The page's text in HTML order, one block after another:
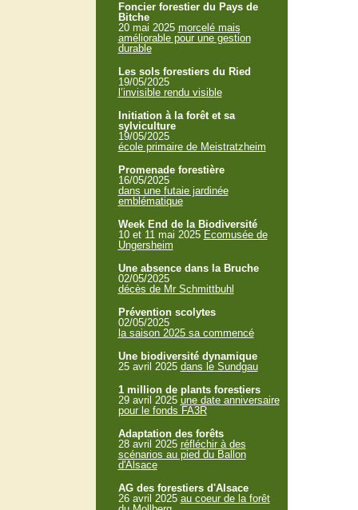
Foncier forestier du Pays de
Bitche
20 mai 2025 morcelé mais
améliorable pour une gestion
durable
Les sols forestiers du Ried
19/05/2025
l’invisible rendu visible
Initiation à la forêt et sa
sylviculture
19/05/2025
école primaire de Meistratzheim
Promenade forestière
16/05/2025
dans une futaie jardinée
emblématique
Week End de la Biodiversité
10 et 11 mai 2025 Ecomusée de
Ungersheim
Une absence dans la Bruche
02/05/2025
décès de Mr Schmittbuhl
Prévention scolytes
02/05/2025
la saison 2025 sa commencé
Une biodiversité dynamique
25 avril 2025 dans le Sundgau
1 million de plants forestiers
29 avril 2025 une date anniversaire
pour le fonds FA3R
Adaptation des forêts
28 avril 2025 réfléchir à des
scénarios au pied du Ballon
d'Alsace
AG des forestiers d'Alsace
26 avril 2025 au coeur de la forêt